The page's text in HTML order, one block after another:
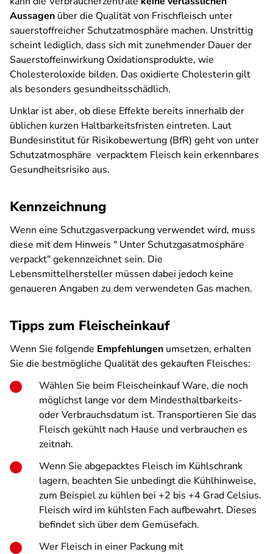
Aussagen über die Qualität von Frischfleisch unter
sauerstoffreicher Schutzatmosphäre machen. Unstrittig
scheint lediglich, dass sich mit zunehmender Dauer der
Sauerstoffeinwirkung Oxidationsprodukte, wie
Cholesteroloxide bilden. Das oxidierte Cholesterin gilt
als besonders gesundheitsschädlich.
Unklar ist aber, ob diese Effekte bereits innerhalb der
üblichen kurzen Haltbarkeitsfristen eintreten. Laut
Bundesinstitut für Risikobewertung (BfR) geht von unter
Schutzatmosphäre verpacktem Fleisch kein erkennbares
Gesundheitsrisiko aus.
Kennzeichnung
Wenn eine Schutzgasverpackung verwendet wird, muss
diese mit dem Hinweis " Unter Schutzgasatmosphäre
verpackt" gekennzeichnet sein. Die
Lebensmittelhersteller müssen dabei jedoch keine
genaueren Angaben zu dem verwendeten Gas machen.
Tipps zum Fleischeinkauf
Wenn Sie folgende Empfehlungen umsetzen, erhalten
Sie die bestmögliche Qualität des gekauften Fleisches:
Wählen Sie beim Fleischeinkauf Ware, die noch
möglichst lange vor dem Mindesthaltbarkeits-
oder Verbrauchsdatum ist. Transportieren Sie das
Fleisch gekühlt nach Hause und verbrauchen es
zeitnah.
Wenn Sie abgepacktes Fleisch im Kühlschrank
lagern, beachten Sie unbedingt die Kühlhinweise,
zum Beispiel zu kühlen bei +2 bis +4 Grad Celsius.
Fleisch wird im kühlsten Fach aufbewahrt. Dieses
befindet sich über dem Gemüsefach.
Wer Fleisch in einer Packung mit